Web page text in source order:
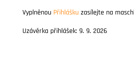
Vyplněnou Přihláškuzasílejte na
Uzávěrka přihlášek: 9. 9. 2026